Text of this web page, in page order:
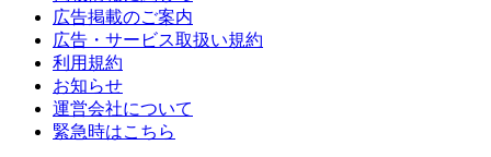
広告掲載のご案内
広告・サービス取扱い規約
利用規約
お知らせ
運営会社について
緊急時はこちら